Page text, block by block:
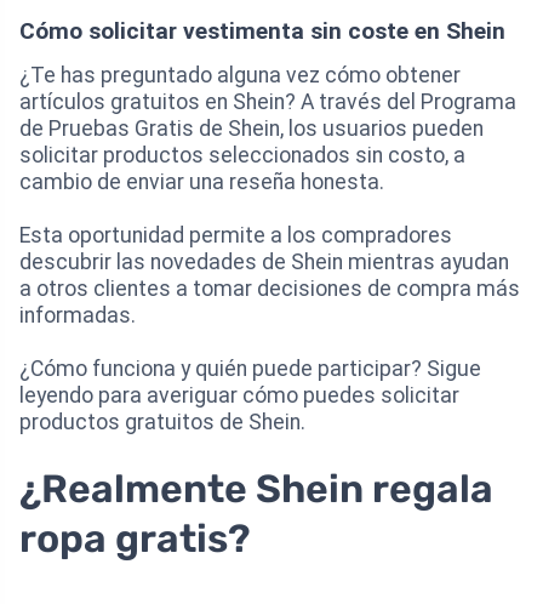
Cómo solicitar vestimenta sin coste en Shein
¿Te has preguntado alguna vez cómo obtener
artículos gratuitos en Shein? A través del Programa
de Pruebas Gratis de Shein, los usuarios pueden
solicitar productos seleccionados sin costo, a
cambio de enviar una reseña honesta.
Esta oportunidad permite a los compradores
descubrir las novedades de Shein mientras ayudan
a otros clientes a tomar decisiones de compra más
informadas.
¿Cómo funciona y quién puede participar? Sigue
leyendo para averiguar cómo puedes solicitar
productos gratuitos de Shein.
¿Realmente Shein regala
ropa gratis?